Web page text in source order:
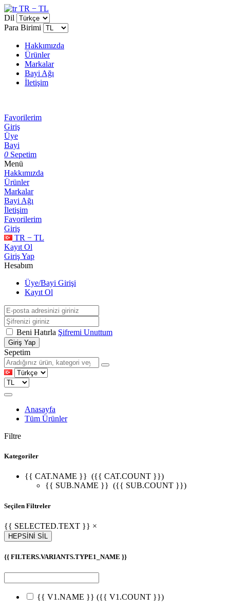
TR − TL
Dil
Para Birimi
Hakkımızda
Ürünler
Markalar
Bayi Ağı
İletişim
Favorilerim
Giriş
Üye
Bayi
0 Sepetim
Menü
Hakkımızda
Ürünler
Markalar
Bayi Ağı
İletişim
Favorilerim
Giriş
TR − TL
Kayıt Ol
Giriş Yap
Hesabım
Üye/Bayi Girişi
Kayıt Ol
Beni Hatırla Şifremi Unuttum
Giriş Yap
Sepetim
Anasayfa
Tüm Ürünler
Filtre
Kategoriler
{{ CAT.NAME }} ({{ CAT.COUNT }})
{{ SUB.NAME }} ({{ SUB.COUNT }})
Seçilen Filtreler
{{ SELECTED.TEXT }} ×
HEPSİNİ SİL
{{ FILTERS.VARIANTS.TYPE1_NAME }}
{{ V1.NAME }} ({{ V1.COUNT }})